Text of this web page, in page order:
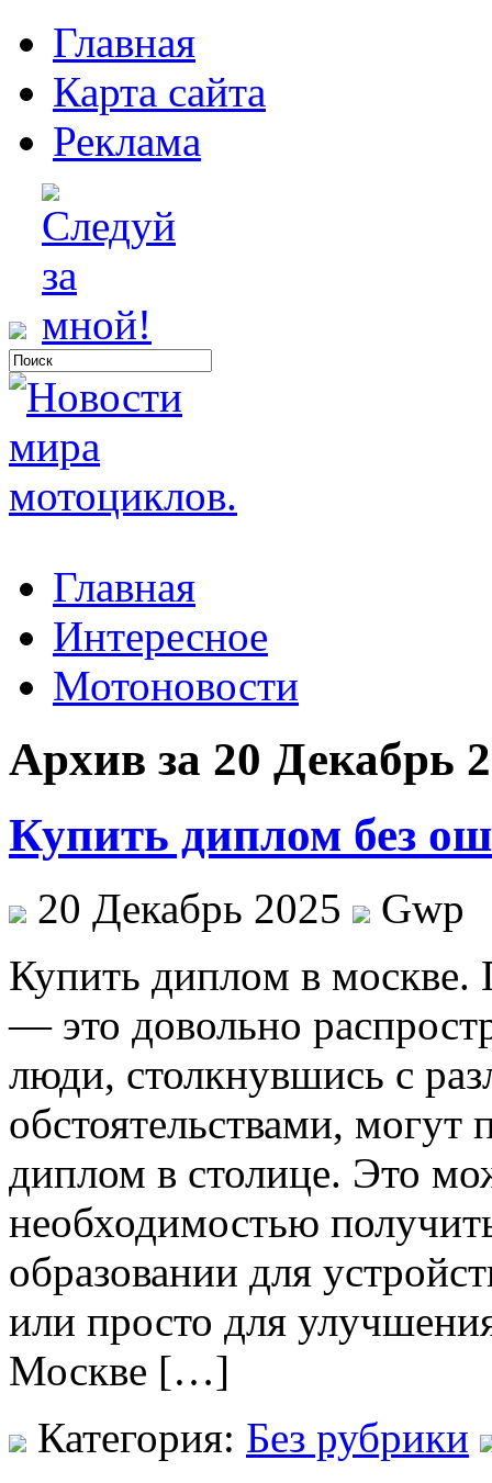
Главная
Карта сайта
Реклама
Главная
Интересное
Мотоновости
Архив за 20 Декабрь
Купить диплом без
20 Декабрь 2025
Gwp
Купить диплoм в
— это довольно
люди, столкнувшись с
обстоятельствами,
диплом в столице. Это
необходимостью
образовании для
или просто для
Москве […]
Категория: Без рубрики